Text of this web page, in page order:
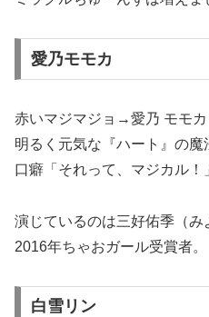
愛乃モモカ
赤いマジマジョ→愛乃 モモカ
明るく元気な『ハート』の魔
口癖「それって、マジカル！
演じているのは三好佑季（み
2016年ちゃおガール受賞者。
白雪リン